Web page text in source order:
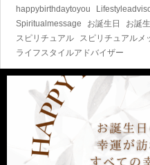
happybirthdaytoyou
Spiritualmessage
お誕生日 お誕
スピリチュアル
スピリチュアルメ
ライフスタイルアドバイザー